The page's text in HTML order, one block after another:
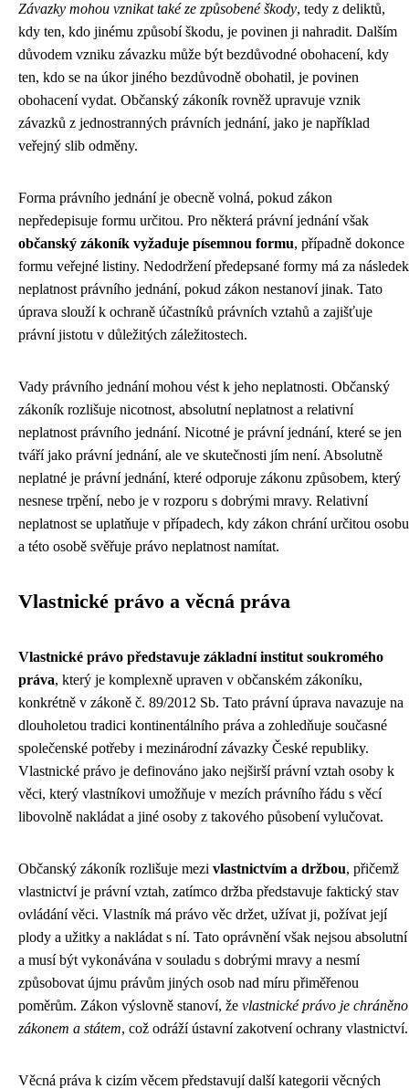
Závazky mohou vznikat také ze způsobené škody, tedy z deliktů,
kdy ten, kdo jinému způsobí škodu, je povinen ji nahradit. Dalším
důvodem vzniku závazku může být bezdůvodné obohacení, kdy
ten, kdo se na úkor jiného bezdůvodně obohatil, je povinen
obohacení vydat. Občanský zákoník rovněž upravuje vznik
závazků z jednostranných právních jednání, jako je například
veřejný slib odměny.
Forma právního jednání je obecně volná, pokud zákon
nepředepisuje formu určitou. Pro některá právní jednání však
občanský zákoník vyžaduje písemnou formu, případně dokonce
formu veřejné listiny. Nedodržení předepsané formy má za následek
neplatnost právního jednání, pokud zákon nestanoví jinak. Tato
úprava slouží k ochraně účastníků právních vztahů a zajišťuje
právní jistotu v důležitých záležitostech.
Vady právního jednání mohou vést k jeho neplatnosti. Občanský
zákoník rozlišuje nicotnost, absolutní neplatnost a relativní
neplatnost právního jednání. Nicotné je právní jednání, které se jen
tváří jako právní jednání, ale ve skutečnosti jím není. Absolutně
neplatné je právní jednání, které odporuje zákonu způsobem, který
nesnese trpění, nebo je v rozporu s dobrými mravy. Relativní
neplatnost se uplatňuje v případech, kdy zákon chrání určitou osobu
a této osobě svěřuje právo neplatnost namítat.
Vlastnické právo a věcná práva
Vlastnické právo představuje základní institut soukromého
práva, který je komplexně upraven v občanském zákoníku,
konkrétně v zákoně č. 89/2012 Sb. Tato právní úprava navazuje na
dlouholetou tradici kontinentálního práva a zohledňuje současné
společenské potřeby i mezinárodní závazky České republiky.
Vlastnické právo je definováno jako nejširší právní vztah osoby k
věci, který vlastníkovi umožňuje v mezích právního řádu s věcí
libovolně nakládat a jiné osoby z takového působení vylučovat.
Občanský zákoník rozlišuje mezi vlastnictvím a držbou, přičemž
vlastnictví je právní vztah, zatímco držba představuje faktický stav
ovládání věci. Vlastník má právo věc držet, užívat ji, požívat její
plody a užitky a nakládat s ní. Tato oprávnění však nejsou absolutní
a musí být vykonávána v souladu s dobrými mravy a nesmí
způsobovat újmu právům jiných osob nad míru přiměřenou
poměrům. Zákon výslovně stanoví, že vlastnické právo je chráněno
zákonem a státem, což odráží ústavní zakotvení ochrany vlastnictví.
Věcná práva k cizím věcem představují další kategorii věcných